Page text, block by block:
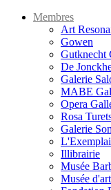
Membres
Art
Gowen
Gutknecht
De
Galerie
MABE
Opera
Rosa
Galerie
Illibrairie
Musée
Musée